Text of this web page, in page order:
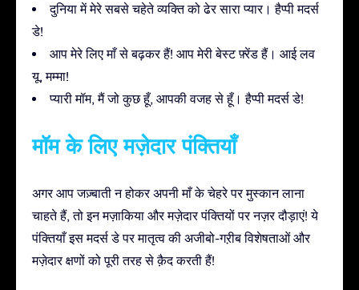
दुनिया में मेरे सबसे चहेते व्यक्ति को ढेर सारा प्यार। हैप्पी मदर्स
डे!
आप मेरे लिए माँ से बढ़कर हैं! आप मेरी बेस्ट फ़्रेंड हैं। आई लव
यू, मम्मा!
प्यारी मॉम, मैं जो कुछ हूँ, आपकी वजह से हूँ। हैप्पी मदर्स डे!
मॉम के लिए मज़ेदार पंक्तियाँ
अगर आप जज़्बाती न होकर अपनी माँ के चेहरे पर मुस्कान लाना
चाहते हैं, तो इन मज़ाकिया और मज़ेदार पंक्तियों पर नज़र दौड़ाएं! ये
पंक्तियाँ इस मदर्स डे पर मातृत्व की अजीबो-गऱीब विशेषताओं और
मज़ेदार क्षणों को पूरी तरह से क़ैद करती हैं!